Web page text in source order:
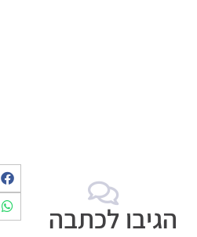
הגיבו לכתבה